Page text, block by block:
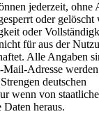
jederzeit, ohne
oder gelöscht
oder
für aus der
Alle Angaben
Adresse
deutschen
wenn von
heraus.